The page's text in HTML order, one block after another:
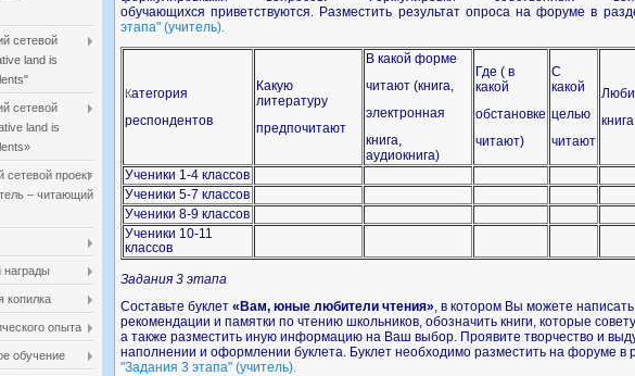
сетевой
land is
сетевой
land is
сетевой проект
– читающий
награды
копилка
опыта
обучение
обучающихся приветствуются. Разместить результат опроса на форуме в
этапа" (учитель).
Категория
респондентов
Какую
литературу
предпочитают
В какой форме
читают (книга,
электронная
книга,
аудиокнига)
Где ( в
какой
обстановке
читают)
С
какой
целью
читают
книга
Ученики 1-4 классов
Ученики 5-7 классов
Ученики 8-9 классов
Ученики 10-11
классов
Задания 3 этапа
Составьте буклет «Вам, юные любители чтения», в котором Вы можете написать
рекомендации и памятки по чтению школьников, обозначить книги, которые
а также разместить иную информацию на Ваш выбор. Проявите творчество и
наполнении и оформлении буклета. Буклет необходимо разместить на форуме в
"Задания 3 этапа" (учитель).